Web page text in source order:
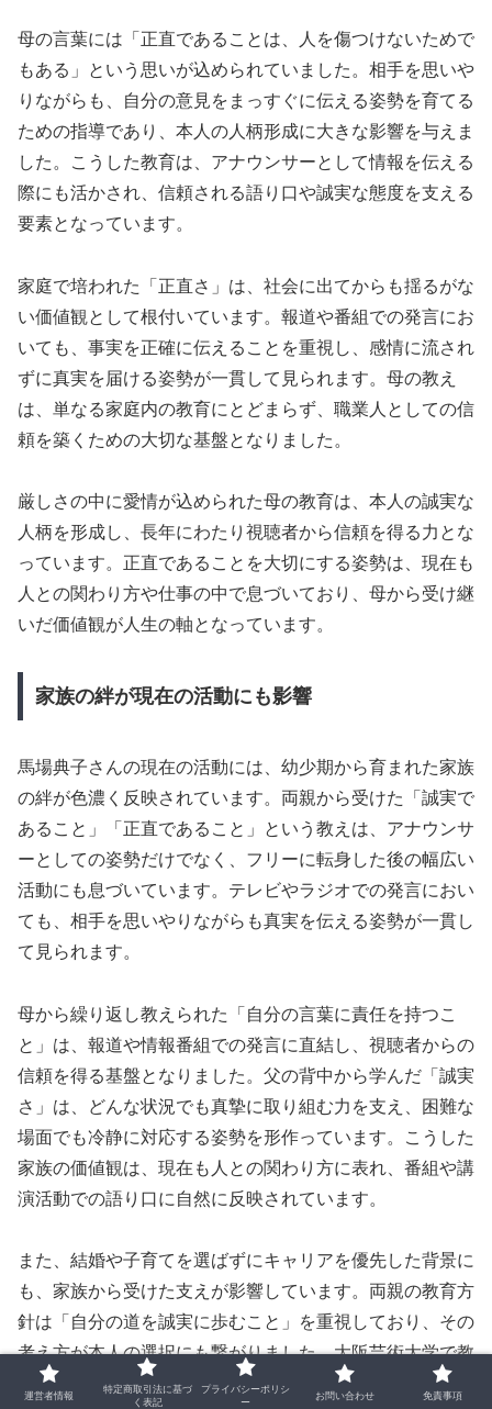
母の言葉には「正直であることは、人を傷つけないためで
もある」という思いが込められていました。相手を思いや
りながらも、自分の意見をまっすぐに伝える姿勢を育てる
ための指導であり、本人の人柄形成に大きな影響を与えま
した。こうした教育は、アナウンサーとして情報を伝える
際にも活かされ、信頼される語り口や誠実な態度を支える
要素となっています。
家庭で培われた「正直さ」は、社会に出てからも揺るがな
い価値観として根付いています。報道や番組での発言にお
いても、事実を正確に伝えることを重視し、感情に流され
ずに真実を届ける姿勢が一貫して見られます。母の教え
は、単なる家庭内の教育にとどまらず、職業人としての信
頼を築くための大切な基盤となりました。
厳しさの中に愛情が込められた母の教育は、本人の誠実な
人柄を形成し、長年にわたり視聴者から信頼を得る力とな
っています。正直であることを大切にする姿勢は、現在も
人との関わり方や仕事の中で息づいており、母から受け継
いだ価値観が人生の軸となっています。
家族の絆が現在の活動にも影響
馬場典子さんの現在の活動には、幼少期から育まれた家族
の絆が色濃く反映されています。両親から受けた「誠実で
あること」「正直であること」という教えは、アナウンサ
ーとしての姿勢だけでなく、フリーに転身した後の幅広い
活動にも息づいています。テレビやラジオでの発言におい
ても、相手を思いやりながらも真実を伝える姿勢が一貫し
て見られます。
母から繰り返し教えられた「自分の言葉に責任を持つこ
と」は、報道や情報番組での発言に直結し、視聴者からの
信頼を得る基盤となりました。父の背中から学んだ「誠実
さ」は、どんな状況でも真摯に取り組む力を支え、困難な
場面でも冷静に対応する姿勢を形作っています。こうした
家族の価値観は、現在も人との関わり方に表れ、番組や講
演活動での語り口に自然に反映されています。
また、結婚や子育てを選ばずにキャリアを優先した背景に
も、家族から受けた支えが影響しています。両親の教育方
針は「自分の道を誠実に歩むこと」を重視しており、その
考え方が本人の選択にも繋がりました。大阪芸術大学で教
授として学生に教える際にも、家庭で培った誠実さや正直
運営者情報
特定商取引法に基づ
く表記
プライバシーポリシ
ー
お問い合わせ 免責事項